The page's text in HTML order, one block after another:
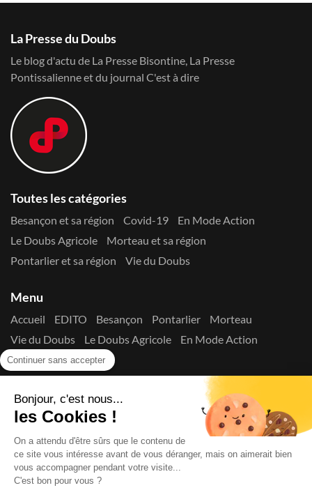
Continuer sans accepter
Bonjour, c'est nous...
les Cookies !
On a attendu d'être sûrs que le contenu de
ce site vous intéresse avant de vous déranger, mais on aimerait bien
vous accompagner pendant votre visite...
C'est bon pour vous ?
La Presse du Doubs
Le blog d'actu de La Presse Bisontine, La Presse
Pontissalienne et du journal C'est à dire
Toutes les catégories
Besançon et sa région Covid-19
En Mode Action
Le Doubs Agricole
Morteau et sa région
Pontarlier et sa région
Vie du Doubs
Menu
Accueil EDITO Besançon Pontarlier
Morteau
Vie du Doubs
Le Doubs Agricole
En Mode Action
Contactez-nous !
Suivez-nous sur les réseaux
Copyright © 2026 La Presse du Doubs